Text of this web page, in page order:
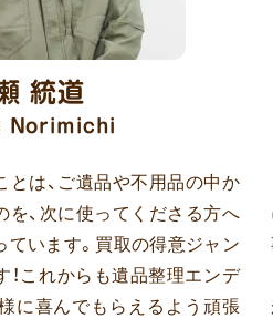
統道
Norimichi
は、ご遺品や不用品の中か
を、次に使ってくださる方へ
います。買取の得意ジャン
！これからも遺品整理エンデ
に喜んでもらえるよう頑張